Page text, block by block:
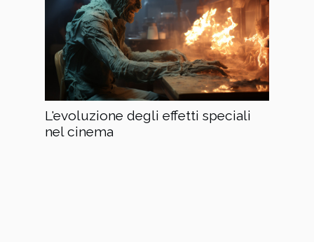
L'evoluzione degli effetti speciali
nel cinema